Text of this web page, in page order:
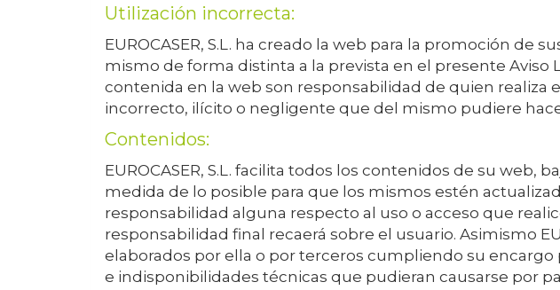
Utilización incorrecta:
EUROCASER, S.L. ha creado la web para la promoción de
mismo de forma distinta a la prevista en el presente
contenida en la web son responsabilidad de quien realiza
incorrecto, ilícito o negligente que del mismo pudiere
Contenidos:
EUROCASER, S.L. facilita todos los contenidos de su web,
medida de lo posible para que los mismos estén
responsabilidad alguna respecto al uso o acceso que
responsabilidad final recaerá sobre el usuario. Asimismo
elaborados por ella o por terceros cumpliendo su
e indisponibilidades técnicas que pudieran causarse por